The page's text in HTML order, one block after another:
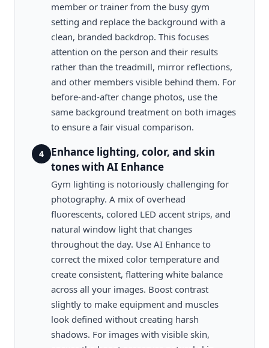
member or trainer from the busy gym
setting and replace the background with a
clean, branded backdrop. This focuses
attention on the person and their results
rather than the treadmill, mirror reflections,
and other members visible behind them. For
before-and-after change photos, use the
same background treatment on both images
to ensure a fair visual comparison.
4
Enhance lighting, color, and skin
tones with AI Enhance
Gym lighting is notoriously challenging for
photography. A mix of overhead
fluorescents, colored LED accent strips, and
natural window light that changes
throughout the day. Use AI Enhance to
correct the mixed color temperature and
create consistent, flattering white balance
across all your images. Boost contrast
slightly to make equipment and muscles
look defined without creating harsh
shadows. For images with visible skin,